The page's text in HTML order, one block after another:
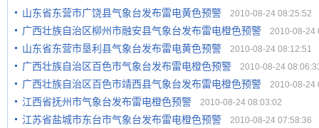
山东省东营市广饶县气象台发布雷电黄色预警 2010-08-24 08:25:52
广西壮族自治区柳州市融安县气象台发布雷电橙色预警 2010-08-24
山东省东营市垦利县气象台发布雷电黄色预警 2010-08-24 08:12:51
广西壮族自治区百色市气象台发布雷电橙色预警 2010-08-24
广西壮族自治区百色市靖西县气象台发布雷电橙色预警 2010-08-24
江西省抚州市气象台发布雷电橙色预警 2010-08-24 08:03:02
江苏省盐城市东台市气象台发布雷电橙色预警 2010-08-24 07:58:36